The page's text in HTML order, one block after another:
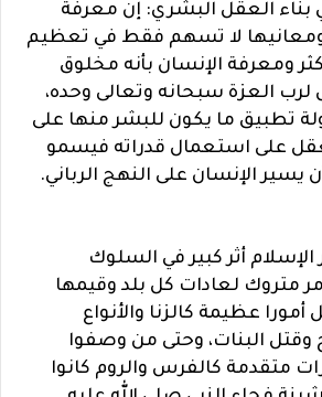
بناء العقل البشري: إن معرفة
ومعانيها لا تسهم فقط في تعظيم
ومعرفة الإنسان بأنه مخلوق
العزة سبحانه وتعالى وحده،
تطبيق ما يكون للبشر منها على
على استعمال قدراته فيسمو
يسير الإنسان على النهج الرباني.
أثر كبير في السلوك
متروك لعادات كل بلد وقيمها
عظيمة كالزنا والأنواع
وقتل البنات، وحتى من وصفوا
متقدمة كالفرس والروم كانوا